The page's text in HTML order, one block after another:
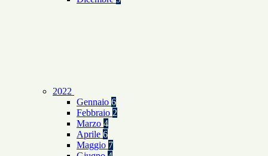
2022
Gennaio 6
Febbraio 2
Marzo 4
Aprile 6
Maggio 7